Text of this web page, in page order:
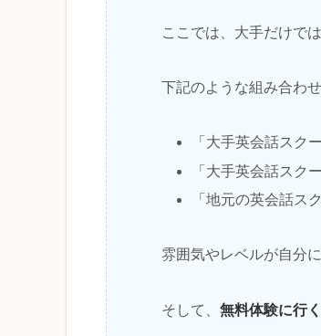
ここでは、大手だけで
下記のような組み合わ
「大手英会話スク
「大手英会話スク
「地元の英会話ス
雰囲気やレベルが自分
そして、 無料体験に行